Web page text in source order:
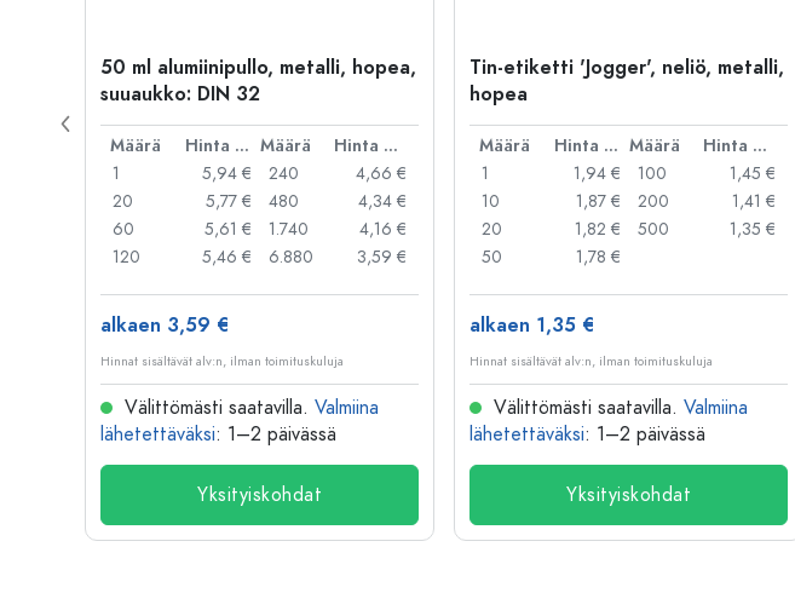
50 ml alumiinipullo, metalli, hopea,
suuaukko: DIN 32
Määrä Hinta per kpl Määrä
Hinta per kpl
1
5,94 €
20
5,77 €
60
5,61 €
120
5,46 €
240
4,66 €
480
4,34 €
1.740
4,16 €
6.880
3,59 €
alkaen 3,59 €
Hinnat sisältävät alv:n, ilman toimituskuluja
Välittömästi saatavilla. Valmiina
lähetettäväksi: 1–2 päivässä
Yksityiskohdat
Tin-etiketti 'Jogger', neliö, metalli,
hopea
Määrä Hinta per kpl Määrä
Hinta per kpl
1
1,94 €
10
1,87 €
20
1,82 €
50
1,78 €
100
1,45 €
200
1,41 €
500
1,35 €
alkaen 1,35 €
Hinnat sisältävät alv:n, ilman toimituskuluja
Välittömästi saatavilla. Valmiina
lähetettäväksi: 1–2 päivässä
Yksityiskohdat